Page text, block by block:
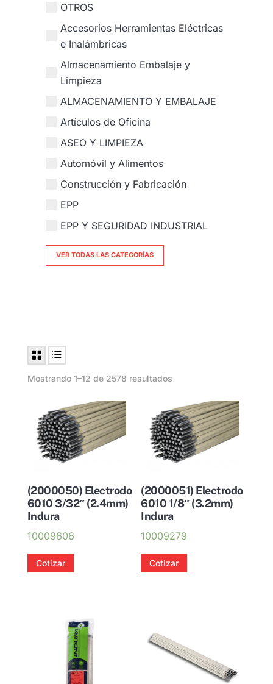
OTROS
Accesorios Herramientas Eléctricas
e Inalámbricas
Almacenamiento Embalaje y
Limpieza
ALMACENAMIENTO Y EMBALAJE
Artículos de Oficina
ASEO Y LIMPIEZA
Automóvil y Alimentos
Construcción y Fabricación
EPP
EPP Y SEGURIDAD INDUSTRIAL
VER TODAS LAS CATEGORÍAS
Mostrando 1–12 de 2578 resultados
(2000050) Electrodo
6010 3/32″ (2.4mm)
Indura
10009606
Cotizar
(2000051) Electrodo
6010 1/8″ (3.2mm)
Indura
10009279
Cotizar